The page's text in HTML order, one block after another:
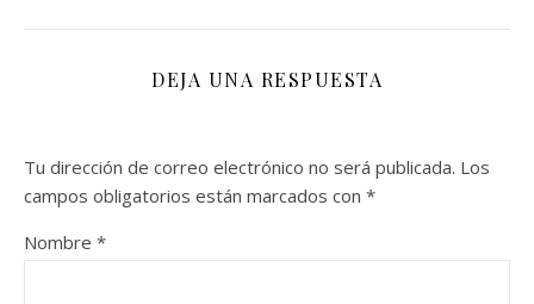
DEJA UNA RESPUESTA
Tu dirección de correo electrónico no será publicada. Los
campos obligatorios están marcados con *
Nombre *